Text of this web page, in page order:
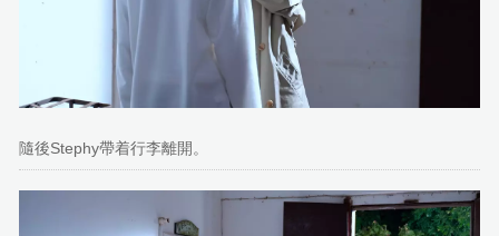
隨後Stephy帶着行李離開。